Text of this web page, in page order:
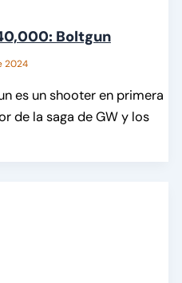
Boltgun
2024
es un shooter en primera
de la saga de GW y los